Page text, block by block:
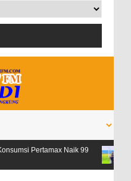
Naik 99
OJK targetkan